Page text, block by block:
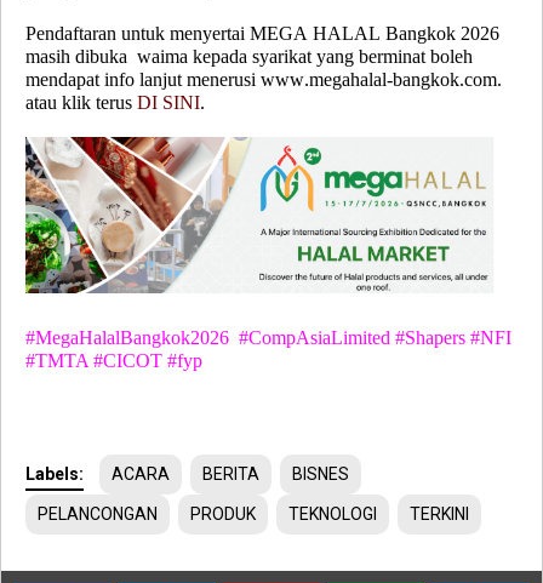
Pendaftaran untuk menyertai MEGA HALAL Bangkok 2026
masih dibuka waima kepada syarikat yang berminat boleh
mendapat info lanjut menerusi www.megahalal-bangkok.com.
atau klik terus DI SINI.
#MegaHalalBangkok2026 #CompAsiaLimited #Shapers #NFI
#TMTA #CICOT #fyp
Labels: ACARA BERITA BISNES
PELANCONGAN PRODUK TEKNOLOGI TERKINI